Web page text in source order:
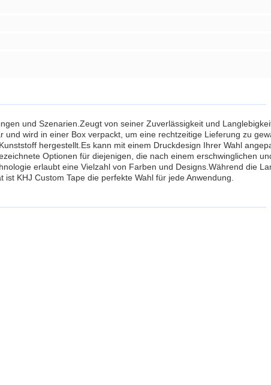
und Szenarien.Zeugt von seiner Zuverlässigkeit und
wird in einer Box verpackt, um eine rechtzeitige Lieferung zu
hergestellt.Es kann mit einem Druckdesign Ihrer Wahl
Optionen für diejenigen, die nach einem erschwinglichen
erlaubt eine Vielzahl von Farben und Designs.Während die
KHJ Custom Tape die perfekte Wahl für jede Anwendung.